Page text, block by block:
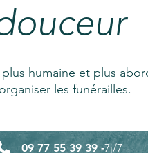
humaine et plus
les funérailles.
09 77 55 39 39 -7j/7